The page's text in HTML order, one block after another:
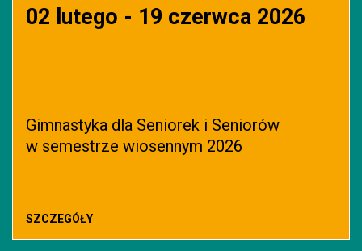
02 lutego - 19 czerwca 2026
Gimnastyka dla Seniorek i Seniorów
w semestrze wiosennym 2026
SZCZEGÓŁY